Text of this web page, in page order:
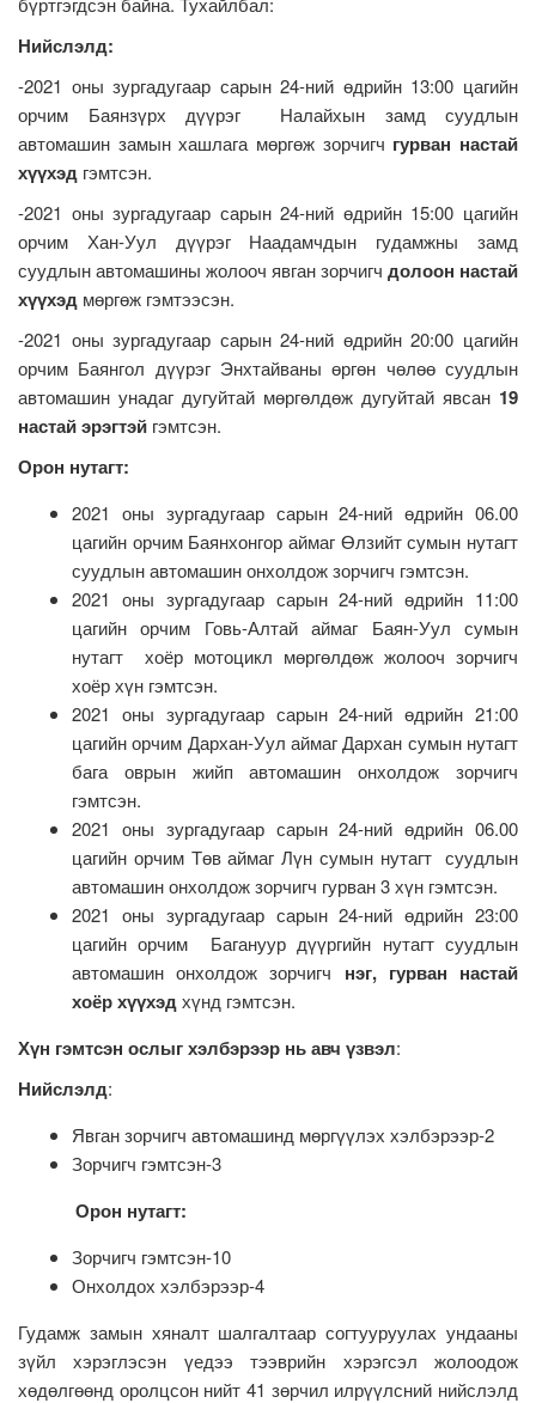
Нийслэлд:
-2021 оны зургадугаар сарын 24-ний өдрийн 13:00 цагийн
орчим Баянзүрх дүүрэг Налайхын замд суудлын
автомашин замын хашлага мөргөж зорчигч гурван настай
хүүхэд гэмтсэн.
-2021 оны зургадугаар сарын 24-ний өдрийн 15:00 цагийн
орчим Хан-Уул дүүрэг Наадамчдын гудамжны замд
суудлын автомашины жолооч явган зорчигч долоон настай
хүүхэд мөргөж гэмтээсэн.
-2021 оны зургадугаар сарын 24-ний өдрийн 20:00 цагийн
орчим Баянгол дүүрэг Энхтайваны өргөн чөлөө суудлын
автомашин унадаг дугуйтай мөргөлдөж дугуйтай явсан 19
настай эрэгтэй гэмтсэн.
Орон нутагт:
2021 оны зургадугаар сарын 24-ний өдрийн 06.00
цагийн орчим Баянхонгор аймаг Өлзийт сумын нутагт
суудлын автомашин онхолдож зорчигч гэмтсэн.
2021 оны зургадугаар сарын 24-ний өдрийн 11:00
цагийн орчим Говь-Алтай аймаг Баян-Уул сумын
нутагт хоёр мотоцикл мөргөлдөж жолооч зорчигч
хоёр хүн гэмтсэн.
2021 оны зургадугаар сарын 24-ний өдрийн 21:00
цагийн орчим Дархан-Уул аймаг Дархан сумын нутагт
бага оврын жийп автомашин онхолдож зорчигч
гэмтсэн.
2021 оны зургадугаар сарын 24-ний өдрийн 06.00
цагийн орчим Төв аймаг Лүн сумын нутагт суудлын
автомашин онхолдож зорчигч гурван 3 хүн гэмтсэн.
2021 оны зургадугаар сарын 24-ний өдрийн 23:00
цагийн орчим Багануур дүүргийн нутагт суудлын
автомашин онхолдож зорчигч нэг, гурван настай
хоёр хүүхэд хүнд гэмтсэн.
Хүн гэмтсэн ослыг хэлбэрээр нь авч үзвэл:
Нийслэлд:
Явган зорчигч автомашинд мөргүүлэх хэлбэрээр-2
Зорчигч гэмтсэн-3
Орон нутагт:
Зорчигч гэмтсэн-10
Онхолдох хэлбэрээр-4
Гудамж замын хяналт шалгалтаар согтууруулах ундааны
зүйл хэрэглэсэн үедээ тээврийн хэрэгсэл жолоодож
хөдөлгөөнд оролцсон нийт 41 зөрчил илрүүлсний нийслэлд